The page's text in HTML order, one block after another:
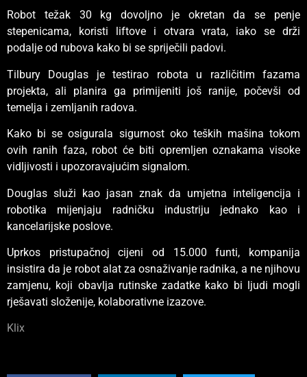
Robot težak 30 kg dovoljno je okretan da se penje
stepenicama, koristi liftove i otvara vrata, iako se drži
podalje od rubova kako bi se spriječili padovi.
Tilbury Douglas je testirao robota u različitim fazama
projekta, ali planira ga primijeniti još ranije, počevši od
temelja i zemljanih radova.
Kako bi se osigurala sigurnost oko teških mašina tokom
ovih ranih faza, robot će biti opremljen oznakama visoke
vidljivosti i upozoravajućim signalom.
Douglas služi kao jasan znak da umjetna inteligencija i
robotika mijenjaju radničku industriju jednako kao i
kancelarijske poslove.
Uprkos pristupačnoj cijeni od 15.000 funti, kompanija
insistira da je robot alat za osnaživanje radnika, a ne njihovu
zamjenu, koji obavlja rutinske zadatke kako bi ljudi mogli
rješavati složenije, kolaborativne izazove.
Klix